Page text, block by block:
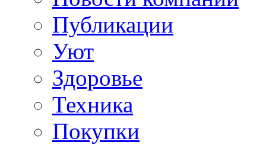
Публикации
Уют
Здоровье
Техника
Покупки